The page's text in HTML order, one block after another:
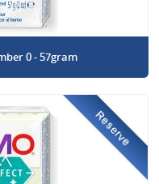
0 - 57gram
Reserve